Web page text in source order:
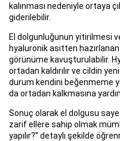
kalınması nedeniyle ortaya
giderilebilir.
El dolgunluğunun yitirilmesi
hyaluronik asitten
görünüme kavuşturulabilir.
ortadan kaldırılır ve cildin
durum kendini beğenmeme
da ortadan kalkmasına
Sonuç olarak el dolgusu
zarif ellere sahip olmak
yapılır?” detaylı şekilde